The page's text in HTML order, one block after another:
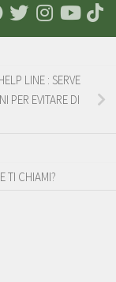
LINE : SERVE
PER EVITARE DI
TI CHIAMI?